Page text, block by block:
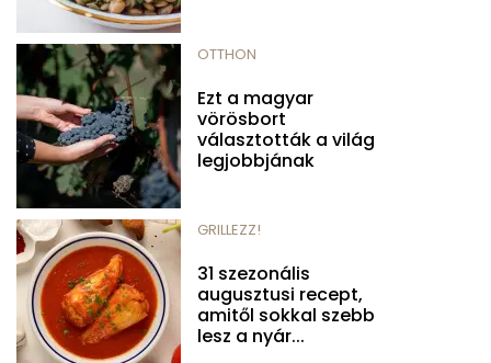
OTTHON
Ezt a magyar
vörösbort
választották a világ
legjobbjának
GRILLEZZ!
31 szezonális
augusztusi recept,
amitől sokkal szebb
lesz a nyár...